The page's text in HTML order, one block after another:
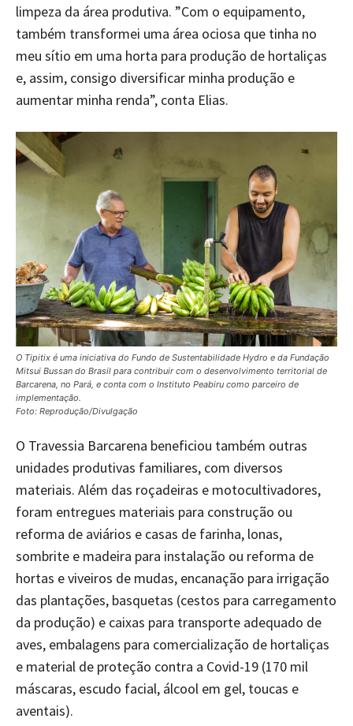
limpeza da área produtiva. ”Com o equipamento,
também transformei uma área ociosa que tinha no
meu sítio em uma horta para produção de hortaliças
e, assim, consigo diversificar minha produção e
aumentar minha renda”, conta Elias.
O Tipitix é uma iniciativa do Fundo de Sustentabilidade Hydro e da Fundação
Mitsui Bussan do Brasil para contribuir com o desenvolvimento territorial de
Barcarena, no Pará, e conta com o Instituto Peabiru como parceiro de
implementação.
Foto: Reprodução/Divulgação
O Travessia Barcarena beneficiou também outras
unidades produtivas familiares, com diversos
materiais. Além das roçadeiras e motocultivadores,
foram entregues materiais para construção ou
reforma de aviários e casas de farinha, lonas,
sombrite e madeira para instalação ou reforma de
hortas e viveiros de mudas, encanação para irrigação
das plantações, basquetas (cestos para carregamento
da produção) e caixas para transporte adequado de
aves, embalagens para comercialização de hortaliças
e material de proteção contra a Covid-19 (170 mil
máscaras, escudo facial, álcool em gel, toucas e
aventais).